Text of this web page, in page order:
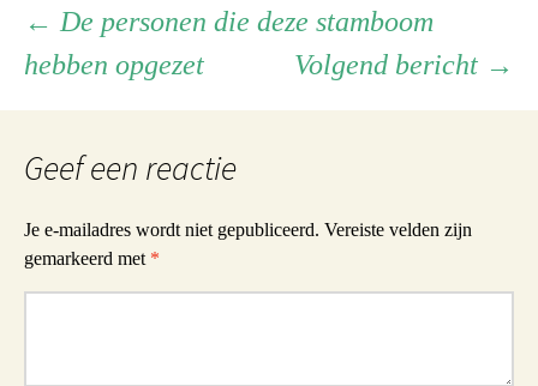
Berichtnavigatie
← De personen die deze stamboom
hebben opgezet
Volgend bericht →
Geef een reactie
Je e-mailadres wordt niet gepubliceerd. Vereiste velden zijn
gemarkeerd met *